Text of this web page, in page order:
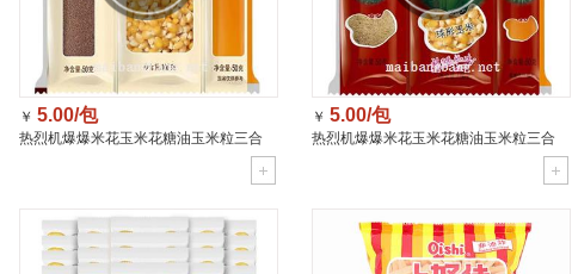
￥ 5.00/包
热烈机爆爆米花玉米花糖油玉米粒三合
一球形浓情巧克力味200g（自制原料）/
￥ 5.00/包
热烈机爆爆米花玉米花糖油玉米粒三合